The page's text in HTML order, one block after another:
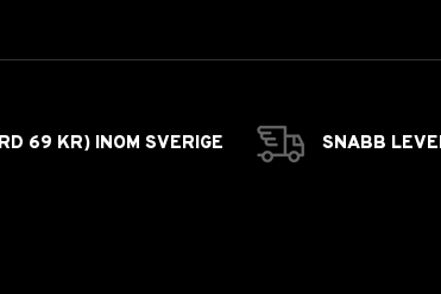
69 KR) INOM SVERIGE SNABB